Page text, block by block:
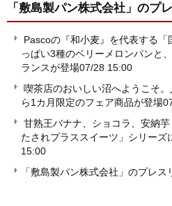
「敷島製パン株式会社」 のプ
Pascoの『和小麦』を代表する
っぱい3種のベリーメロンパンと
ランスが登場07/28 15:00
喫茶店のおいしい沼へようこそ
ら1カ月限定のフェア商品が登場
甘熟王バナナ、ショコラ、安納
たされプラススイーツ」シリーズ
15:00
「敷島製パン株式会社」のプレ